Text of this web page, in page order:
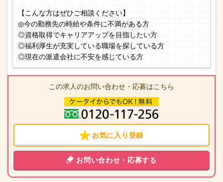
【こんな方はぜひご相談ください】
◎今の勤務先の時給や条件に不満がある方
◎資格取得でキャリアアップを目指したい方
◎福利厚生が充実している職場を探している方
◎現在の派遣会社に不安を感じている方
この求人のお問い合わせ・応募はこちら
お気に入り登録
お問い合わせ・応募する